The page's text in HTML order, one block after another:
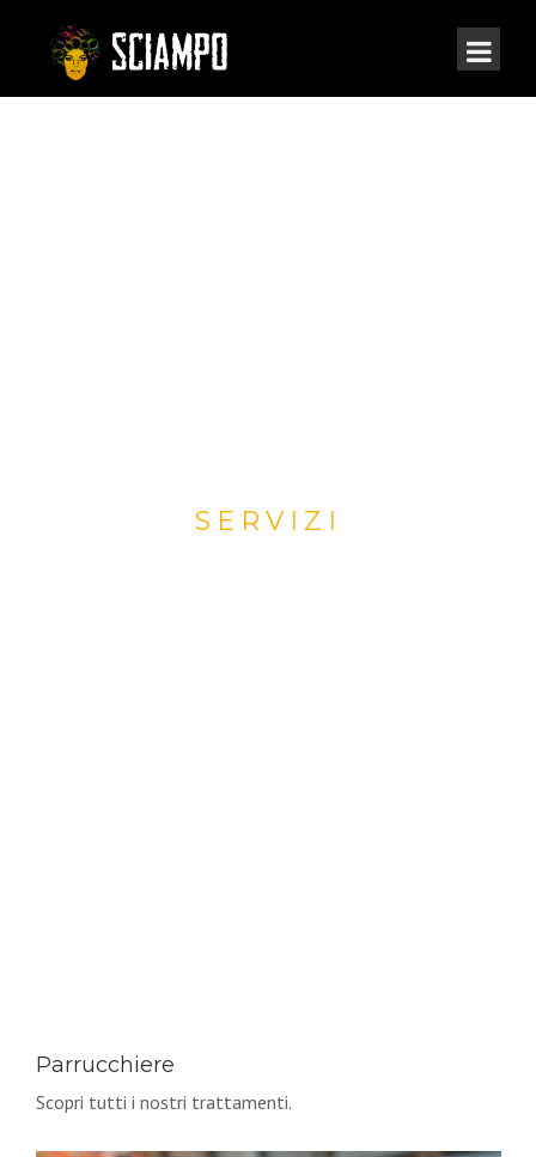
SERVIZI
Parrucchiere
Scopri tutti i nostri trattamenti.